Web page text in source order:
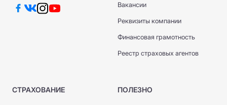
Вакансии
Реквизиты компании
Финансовая грамотность
Реестр страховых агентов
СТРАХОВАНИЕ ПОЛЕЗНО